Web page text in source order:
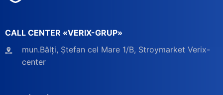
CALL CENTER «VERIX-GRUP»
mun.Bălți, Ștefan cel Mare 1/B, Stroymarket Verix-
center